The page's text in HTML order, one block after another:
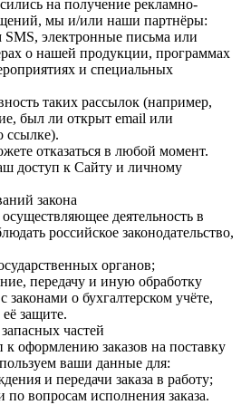
на получение рекламно-
мы и/или наши партнёры:
SMS, электронные письма или
о нашей продукции, программах
и специальных
таких рассылок (например,
был ли открыт email или
ссылке).
отказаться в любой момент.
доступ к Сайту и личному
закона
деятельность в
российское законодательство,
органов;
передачу и иную обработку
законами о бухгалтерском учёте,
защите.
частей
к оформлению заказов на поставку
ваши данные для:
и передачи заказа в работу;
по вопросам исполнения заказа.